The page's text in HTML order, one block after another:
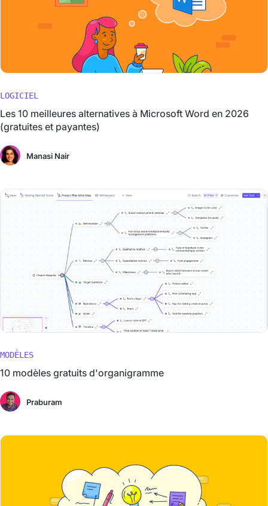
LOGICIEL
Les 10 meilleures alternatives à Microsoft Word en 2026
(gratuites et payantes)
Manasi Nair
MODÈLES
10 modèles gratuits d'organigramme
Praburam